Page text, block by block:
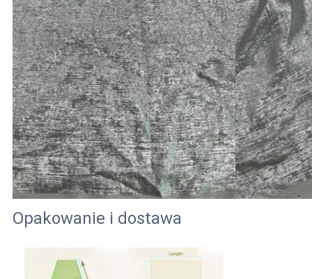
Opakowanie i dostawa